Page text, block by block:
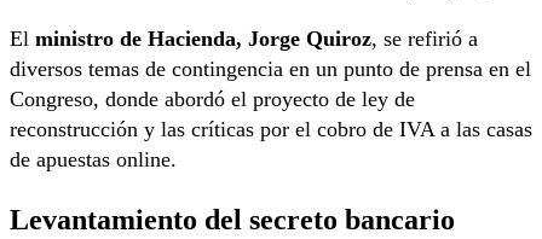
El ministro de Hacienda, Jorge Quiroz, se refirió a
diversos temas de contingencia en un punto de prensa en el
Congreso, donde abordó el proyecto de ley de
reconstrucción y las críticas por el cobro de IVA a las casas
de apuestas online.
Levantamiento del secreto bancario